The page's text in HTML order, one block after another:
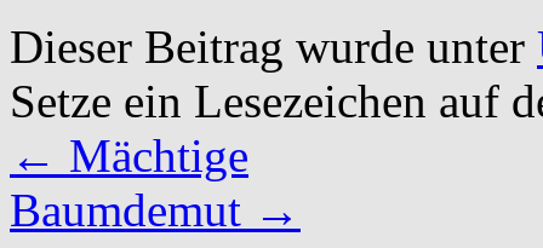
Dieser Beitrag wurde unter
Setze ein Lesezeichen auf
← Mächtige
Baumdemut →